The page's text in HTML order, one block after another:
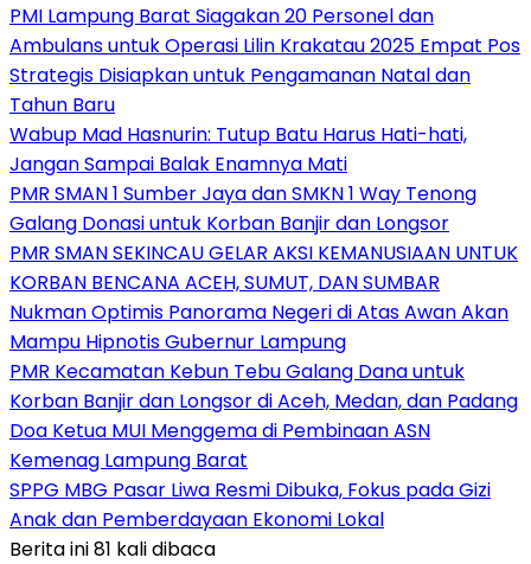
PMI Lampung Barat Siagakan 20 Personel dan
Ambulans untuk Operasi Lilin Krakatau 2025 Empat Pos
Strategis Disiapkan untuk Pengamanan Natal dan
Tahun Baru
Wabup Mad Hasnurin: Tutup Batu Harus Hati-hati,
Jangan Sampai Balak Enamnya Mati
PMR SMAN 1 Sumber Jaya dan SMKN 1 Way Tenong
Galang Donasi untuk Korban Banjir dan Longsor
PMR SMAN SEKINCAU GELAR AKSI KEMANUSIAAN UNTUK
KORBAN BENCANA ACEH, SUMUT, DAN SUMBAR
Nukman Optimis Panorama Negeri di Atas Awan Akan
Mampu Hipnotis Gubernur Lampung
PMR Kecamatan Kebun Tebu Galang Dana untuk
Korban Banjir dan Longsor di Aceh, Medan, dan Padang
Doa Ketua MUI Menggema di Pembinaan ASN
Kemenag Lampung Barat
SPPG MBG Pasar Liwa Resmi Dibuka, Fokus pada Gizi
Anak dan Pemberdayaan Ekonomi Lokal
Berita ini 81 kali dibaca